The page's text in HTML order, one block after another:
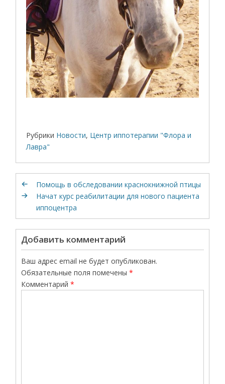
Рубрики Новости, Центр иппотерапии "Флора и
Лавра"
Помощь в обследовании краснокнижной птицы
Начат курс реабилитации для нового пациента
иппоцентра
Добавить комментарий
Ваш адрес email не будет опубликован.
Обязательные поля помечены*
Комментарий*